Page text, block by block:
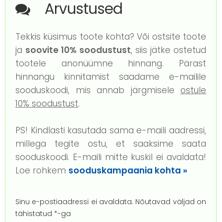
Arvustused
Tekkis küsimus toote kohta? Või ostsite toote
ja soovite 10% soodustust, siis jätke ostetud
tootele anonüümne hinnang. Pärast
hinnangu kinnitamist saadame e-mailile
sooduskoodi, mis annab järgmisele ostule
10% soodustust.
PS! Kindlasti kasutada sama e-maili aadressi,
millega tegite ostu, et saaksime saata
sooduskoodi. E-maili mitte kuskil ei avaldata!
Loe rohkem sooduskampaania kohta »
Sinu e-postiaadressi ei avaldata. Nõutavad väljad on
tähistatud *-ga